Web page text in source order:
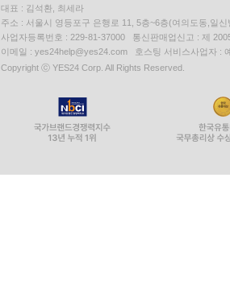
대표 : 김석환, 최세라
주소 : 서울시 영등포구 은행로 11, 5층~6층(여의도동,일신
사업자등록번호 : 229-81-37000 통신판매업신고 : 제
이메일 : yes24help@yes24.com 호스팅 서비스사업자 :
Copyright ⓒ YES24 Corp. All Rights Reserved.